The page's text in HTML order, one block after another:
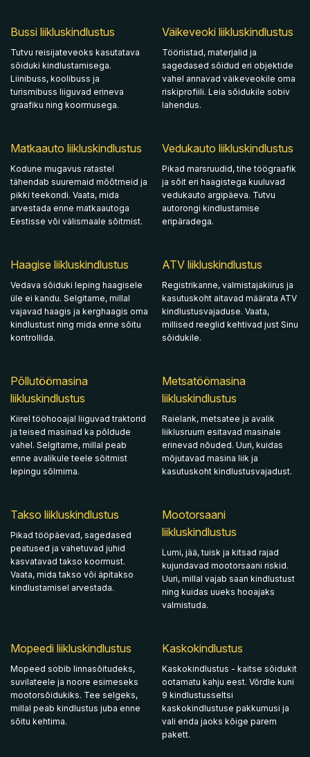
Bussi liikluskindlustus
Tutvu reisijateveoks kasutatava
sõiduki kindlustamisega.
Liinibuss, koolibuss ja
turismibuss liiguvad erineva
graafiku ning koormusega.
Väikeveoki liikluskindlustus
Tööriistad, materjalid ja
sagedased sõidud eri objektide
vahel annavad väikeveokile oma
riskiprofiili. Leia sõidukile sobiv
lahendus.
Matkaauto liikluskindlustus
Kodune mugavus ratastel
tähendab suuremaid mõõtmeid ja
pikki teekondi. Vaata, mida
arvestada enne matkaautoga
Eestisse või välismaale sõitmist.
Vedukauto liikluskindlustus
Pikad marsruudid, tihe töögraafik
ja sõit eri haagistega kuuluvad
vedukauto argipäeva. Tutvu
autorongi kindlustamise
eripäradega.
Haagise liikluskindlustus
Vedava sõiduki leping haagisele
üle ei kandu. Selgitame, millal
vajavad haagis ja kerghaagis oma
kindlustust ning mida enne sõitu
kontrollida.
ATV liikluskindlustus
Registrikanne, valmistajakiirus ja
kasutuskoht aitavad määrata ATV
kindlustusvajaduse. Vaata,
millised reeglid kehtivad just Sinu
sõidukile.
Põllutöömasina
liikluskindlustus
Kiirel tööhooajal liiguvad traktorid
ja teised masinad ka põldude
vahel. Selgitame, millal peab
enne avalikule teele sõitmist
lepingu sõlmima.
Metsatöömasina
liikluskindlustus
Raielank, metsatee ja avalik
liiklusruum esitavad masinale
erinevad nõuded. Uuri, kuidas
mõjutavad masina liik ja
kasutuskoht kindlustusvajadust.
Takso liikluskindlustus
Pikad tööpäevad, sagedased
peatused ja vahetuvad juhid
kasvatavad takso koormust.
Vaata, mida takso või äpitakso
kindlustamisel arvestada.
Mootorsaani
liikluskindlustus
Lumi, jää, tuisk ja kitsad rajad
kujundavad mootorsaani riskid.
Uuri, millal vajab saan kindlustust
ning kuidas uueks hooajaks
valmistuda.
Mopeedi liikluskindlustus
Mopeed sobib linnasõitudeks,
suvilateele ja noore esimeseks
mootorsõidukiks. Tee selgeks,
millal peab kindlustus juba enne
sõitu kehtima.
Kaskokindlustus
Kaskokindlustus - kaitse sõidukit
ootamatu kahju eest. Võrdle kuni
9 kindlustusseltsi
kaskokindlustuse pakkumusi ja
vali enda jaoks kõige parem
pakett.